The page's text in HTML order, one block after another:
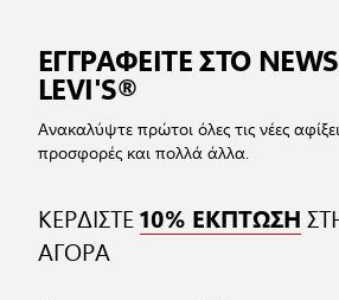
ΕΓΓΡΑΦΕΙΤΕ ΣΤΟ
LEVI'S®
Ανακαλύψτε πρώτοι όλες τις νέες
προσφορές και πολλά άλλα.
ΚΕΡΔΙΣΤΕ10% ΕΚΠΤΩΣΗ
ΑΓΟΡΑ